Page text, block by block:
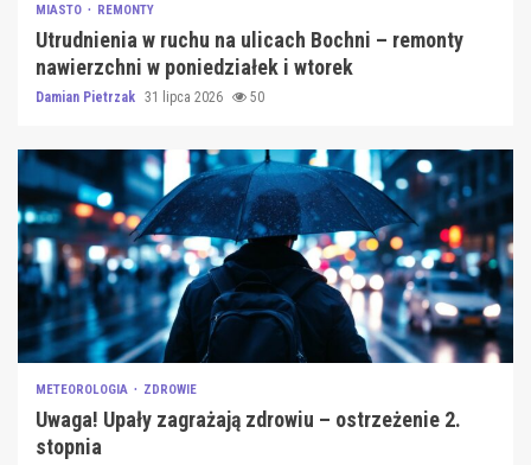
MIASTO REMONTY
Utrudnienia w ruchu na ulicach Bochni – remonty
nawierzchni w poniedziałek i wtorek
Damian Pietrzak 31 lipca 2026 50
METEOROLOGIA ZDROWIE
Uwaga! Upały zagrażają zdrowiu – ostrzeżenie 2.
stopnia